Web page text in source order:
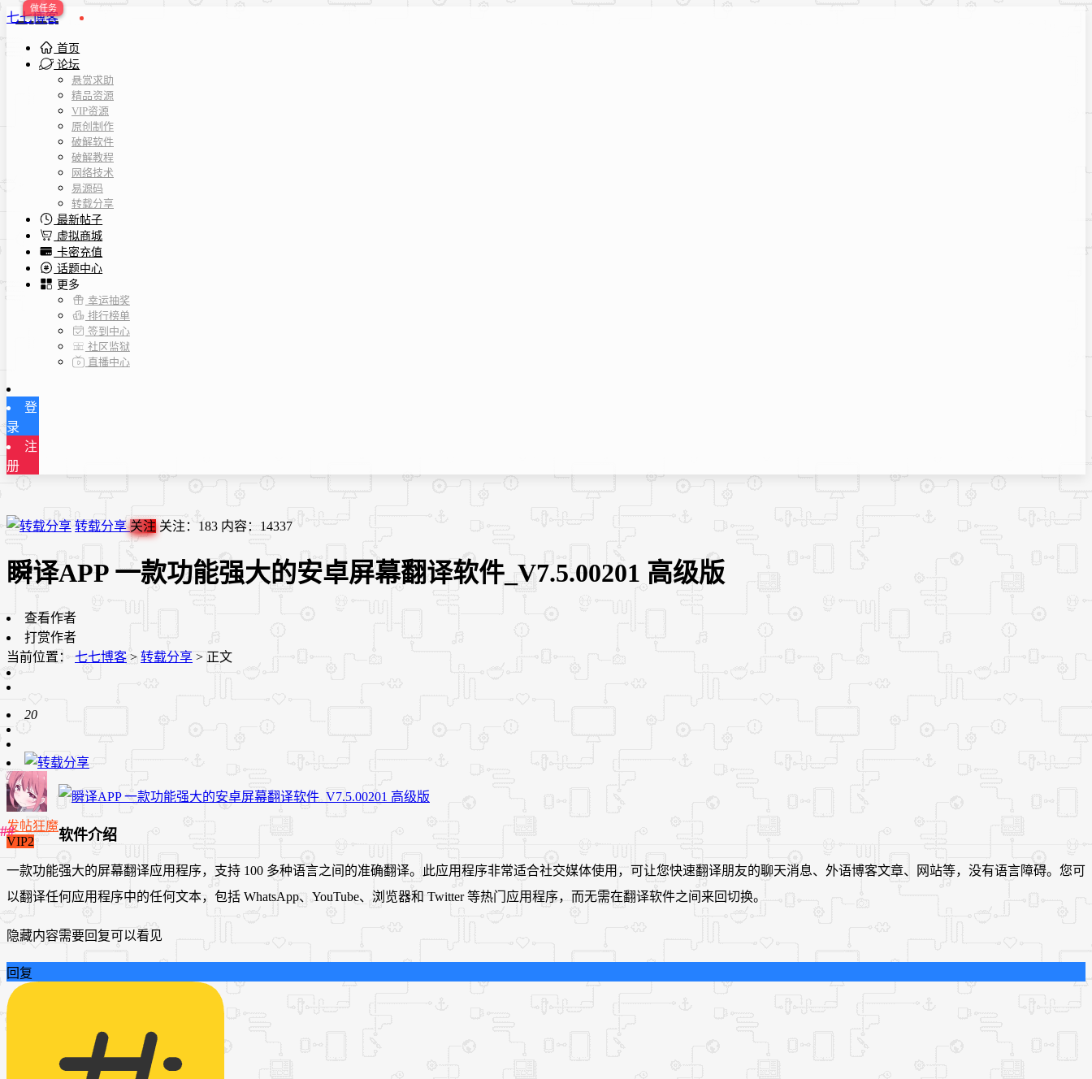
七七博客
首页
论坛
悬赏求助
精品资源
VIP资源
原创制作
破解软件
破解教程
网络技术
易源码
转载分享
最新帖子
虚拟商城
卡密充值
话题中心
更多
幸运抽奖
排行榜单
签到中心
社区监狱
直播中心
登
录
注
册
转载分享关注 关注： 183 内容： 14337
瞬译APP 一款功能强大的安卓屏幕翻译软件_V7.5.00201 高级版
查看作者
打赏作者
当前位置： 七七博客 > 转载分享 > 正文
20
发帖狂魔
VIP2
软件介绍
一款功能强大的屏幕翻译应用程序，支持 100 多种语言之间的准确翻译。此应用程序非常适合社交媒体使用，可让您快速翻译朋友的聊天消息、外语博客文章、网站等，没有语言障碍。您可
以翻译任何应用程序中的任何文本，包括 WhatsApp、YouTube、浏览器和 Twitter 等热门应用程序，而无需在翻译软件之间来回切换。
隐藏内容需要回复可以看见
回复